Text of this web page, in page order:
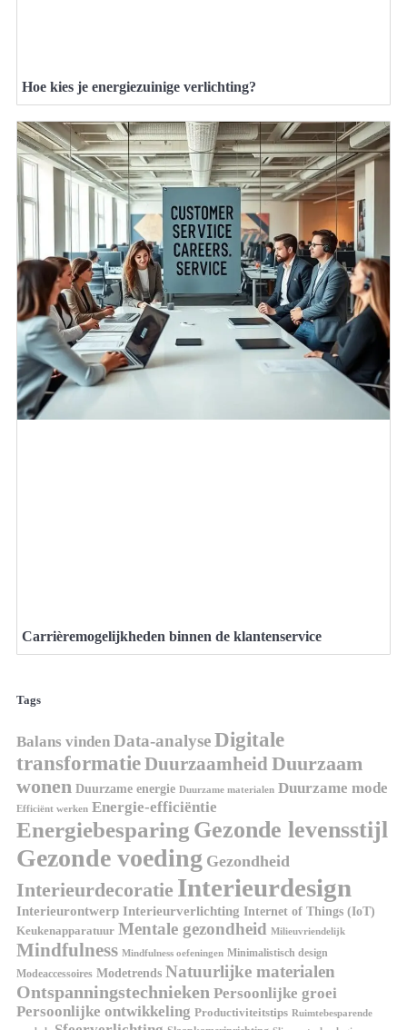
Hoe kies je energiezuinige verlichting?
Carrièremogelijkheden binnen de klantenservice
Tags
Balans vinden Data-analyseDigitale
transformatieDuurzaamheid Duurzaam
wonen Duurzame energie Duurzame materialen Duurzame mode
Efficiënt werken Energie-efficiëntie
Energiebesparing Gezonde levensstijl
Gezonde voeding Gezondheid
Interieurdecoratie Interieurdesign
Interieurontwerp Interieurverlichting Internet of Things (IoT)
Keukenapparatuur Mentale gezondheid Milieuvriendelijk
Mindfulness Mindfulness oefeningen Minimalistisch design
Modeaccessoires Modetrends Natuurlijke materialen
Ontspanningstechnieken Persoonlijke groei
Persoonlijke ontwikkeling Productiviteitstips Ruimtebesparende